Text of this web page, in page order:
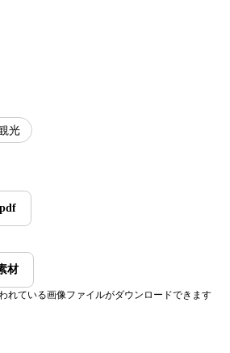
光
pdf
材
れている画像ファイルがダウンロードできます